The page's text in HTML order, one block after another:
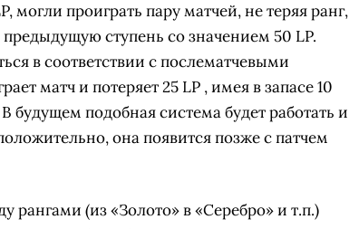
проиграть пару матчей, не теряя ранг,
ступень со значением 50 LP.
в соответствии с послематчевыми
матч и потеряет 25 LP , имея в запасе 10
будущем подобная система будет работать и
она появится позже с патчем
(из «Золото» в «Серебро» и т.п.)